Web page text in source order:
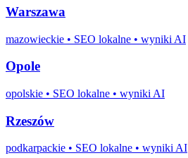
Warszawa
mazowieckie • SEO lokalne • wyniki AI
Opole
opolskie • SEO lokalne • wyniki AI
Rzeszów
podkarpackie • SEO lokalne • wyniki AI